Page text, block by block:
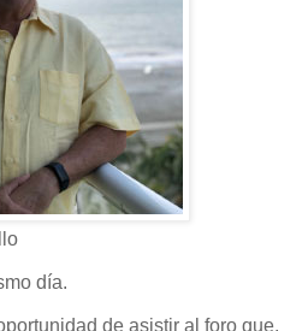
día.
de asistir al foro que,